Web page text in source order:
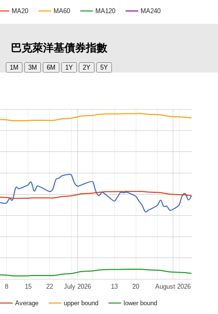
MA20 MA60 MA120 MA240
巴克萊洋基債券指數
Average upper bound lower bound
July 2026 August 2026
8 15 22 13 20